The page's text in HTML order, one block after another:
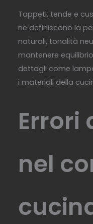
Tappeti, tende e
ne definiscono la
naturali, tonalità
mantenere
dettagli come
i materiali della
Errori
nel